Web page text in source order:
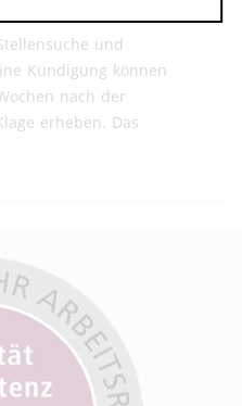
und
Kündigung können
nach der
erheben. Das